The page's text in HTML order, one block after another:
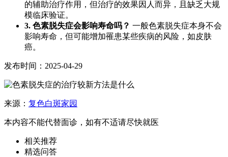
的辅助治疗作用，但治疗的效果因人而异，且缺乏大规
模临床验证。
3. 色素脱失症会影响寿命吗？ 一般色素脱失症本身不会
影响寿命，但可能增加罹患某些疾病的风险，如皮肤
癌。
发布时间：2025-04-29
来源： 复色白斑家园
本内容不能代替面诊，如有不适请尽快就医
相关推荐
精选问答